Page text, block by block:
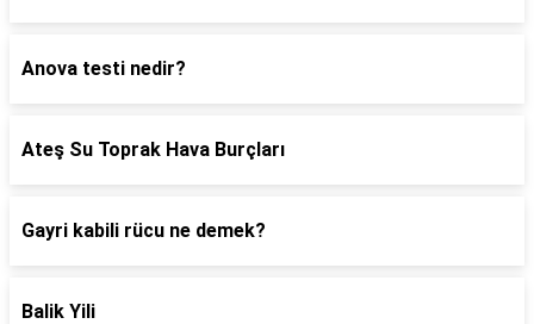
Anova testi nedir?
Ateş Su Toprak Hava Burçları
Gayri kabili rücu ne demek?
Balik Yili